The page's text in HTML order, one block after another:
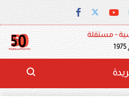
- مستقلة